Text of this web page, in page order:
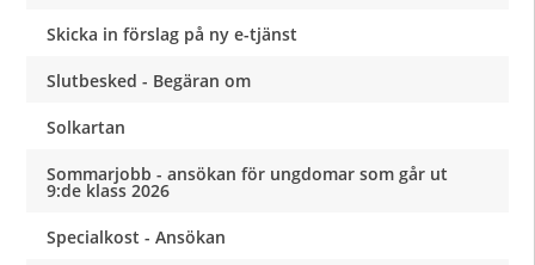
Skicka in förslag på ny e-tjänst
Slutbesked - Begäran om
Solkartan
Sommarjobb - ansökan för ungdomar som går ut
9:de klass 2026
Specialkost - Ansökan